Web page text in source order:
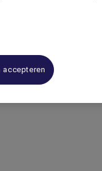
accepteren